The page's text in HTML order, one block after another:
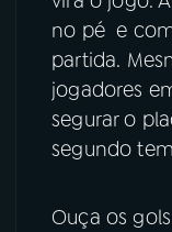
no pé e
partida.
jogadores
segurar o
segundo
Ouça os